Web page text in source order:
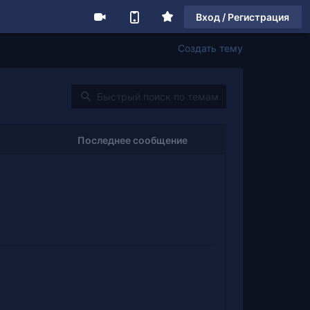
Вход / Регистрация
Создать тему
Последнее сообщение